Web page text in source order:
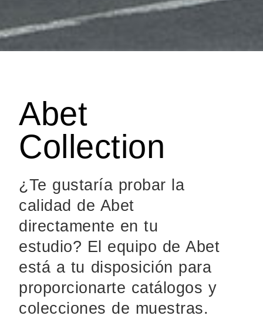
Abet
Collection
¿Te gustaría probar la
calidad de Abet
directamente en tu
estudio? El equipo de Abet
está a tu disposición para
proporcionarte catálogos y
colecciones de muestras.